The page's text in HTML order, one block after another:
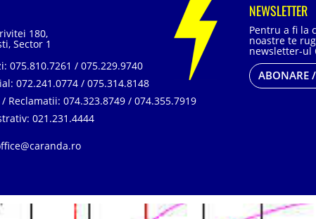
180,
Sector 1
075.810.7261 / 075.229.9740
072.241.0774 / 075.314.8148
Reclamatii: 074.323.8749 / 074.355.7919
021.231.4444
NEWSLETTER
Pentru a fi la
noastre te
newsletter-ul
ABONARE
SR EN ISO 14001:2015, SR ISO 45001:2018 | ANPC | Prelucrarea